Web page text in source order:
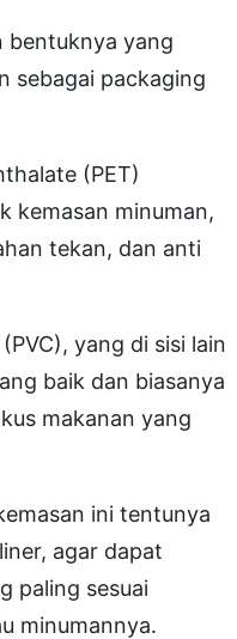
bentuknya yang
sebagai packaging
(PET)
kemasan minuman,
tekan, dan anti
yang di sisi lain
baik dan biasanya
makanan yang
ini tentunya
agar dapat
paling sesuai
minumannya.